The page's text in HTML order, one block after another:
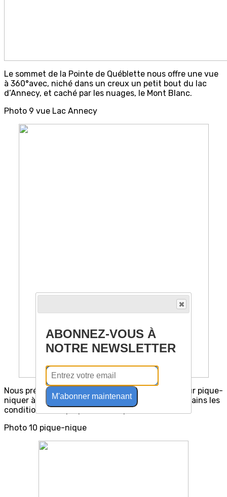
Le sommet de la Pointe de Québlette nous offre une vue
à 360°avec, niché dans un creux un petit bout du lac
d’Annecy, et caché par les nuages, le Mont Blanc.
Photo 9 vue Lac Annecy
Nous préférons redescendre un peu plus bas, pour pique-
niquer à l’abri du vent. Le soleil est là et pour certains les
conditions sont propices à une petite sieste.
Photo 10 pique-nique
ABONNEZ-VOUS À
NOTRE NEWSLETTER
M'abonner maintenant